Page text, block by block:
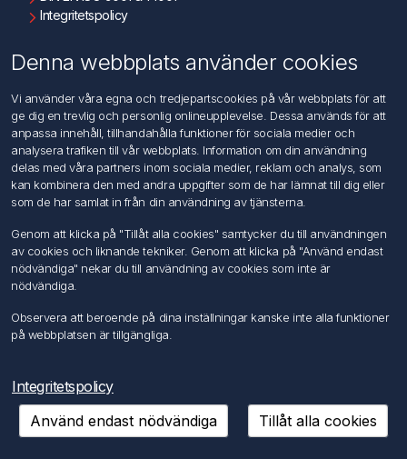
Integritetspolicy
Kontakta oss
Kundtjänst
Sök
Mitt konto
Mina ordrar
Mina adresser
Följ oss
Copyright © 2026 FÖRCH Sverige AB. Alla rättigheter reserverade.
Powered bynopCommerce
Denna webbplats använder cookies
Vi använder våra egna och tredjepartscookies på vår webbplats för att
ge dig en trevlig och personlig onlineupplevelse. Dessa används för att
anpassa innehåll, tillhandahålla funktioner för sociala medier och
analysera trafiken till vår webbplats. Information om din användning
delas med våra partners inom sociala medier, reklam och analys, som
kan kombinera den med andra uppgifter som de har lämnat till dig eller
som de har samlat in från din användning av tjänsterna.
Genom att klicka på "Tillåt alla cookies" samtycker du till användningen
av cookies och liknande tekniker. Genom att klicka på "Använd endast
nödvändiga" nekar du till användning av cookies som inte är
nödvändiga.
Observera att beroende på dina inställningar kanske inte alla funktioner
på webbplatsen är tillgängliga.
Integritetspolicy
Använd endast nödvändiga
Tillåt alla cookies